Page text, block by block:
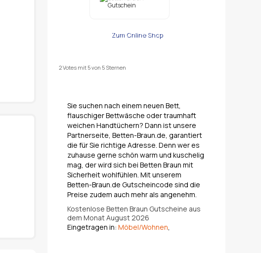
Zum Online Shop
2Votes mit 5von 5 Sternen
Sie suchen nach einem neuen Bett,
flauschiger Bettwäsche oder traumhaft
weichen Handtüchern? Dann ist unsere
Partnerseite, Betten-Braun.de, garantiert
die für Sie richtige Adresse. Denn wer es
zuhause gerne schön warm und kuschelig
mag, der wird sich bei Betten Braun mit
Sicherheit wohlfühlen. Mit unserem
Betten-Braun.de Gutscheincode sind die
Preise zudem auch mehr als angenehm.
Kostenlose Betten Braun Gutscheine aus
dem Monat August 2026
Eingetragen in: Möbel/Wohnen,